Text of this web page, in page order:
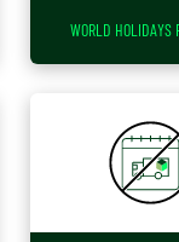
WORLD HOLIDAYS